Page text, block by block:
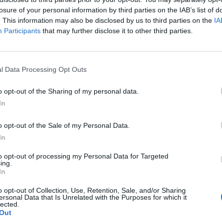
of your personal information by third parties on the IAB’s list of
This information may also be disclosed by us to third parties on the
Participants that may further disclose it to other third parties.
Data Processing Opt Outs
opt-out of the Sharing of my personal data.
opt-out of the Sale of my Personal Data.
opt-out of processing my Personal Data for Targeted
opt-out of Collection, Use, Retention, Sale, and/or Sharing
Data that Is Unrelated with the Purposes for which it
4 Ago 2026
3 Ago 2026
L'Ossese in D con lo zoccolo duro: Di
30 Lug 2026
posizione in graduatoria